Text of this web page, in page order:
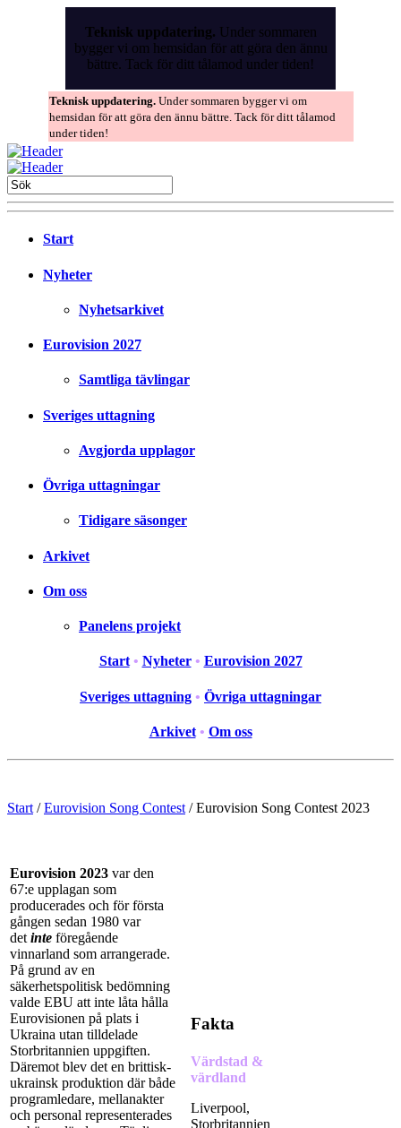
Teknisk uppdatering. Under sommaren
bygger vi om hemsidan för att göra den ännu
bättre. Tack för ditt tålamod under tiden!
Teknisk uppdatering. Under sommaren bygger vi om
hemsidan för att göra den ännu bättre. Tack för ditt tålamod
under tiden!
Start
Nyheter
Nyhetsarkivet
Eurovision 2027
Samtliga tävlingar
Sveriges uttagning
Avgjorda upplagor
Övriga uttagningar
Tidigare säsonger
Arkivet
Om oss
Panelens projekt
Start • Nyheter • Eurovision 2027
Sveriges uttagning • Övriga uttagningar
Arkivet • Om oss
Start / Eurovision Song Contest / Eurovision Song Contest 2023
Eurovision 2023 var den
67:e upplagan som
producerades och för första
gången sedan 1980 var
det inte föregående
vinnarland som arrangerade.
På grund av en
säkerhetspolitisk bedömning
valde EBU att inte låta hålla
Eurovisionen på plats i
Ukraina utan tilldelade
Storbritannien uppgiften.
Däremot blev det en brittisk-
ukrainsk produktion där både
programledare, mellanakter
och personal representerades
Fakta
Värdstad &
värdland
Liverpool,
Storbritannien